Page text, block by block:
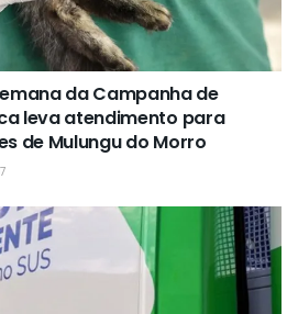
da Campanha de
leva atendimento para
de Mulungu do Morro